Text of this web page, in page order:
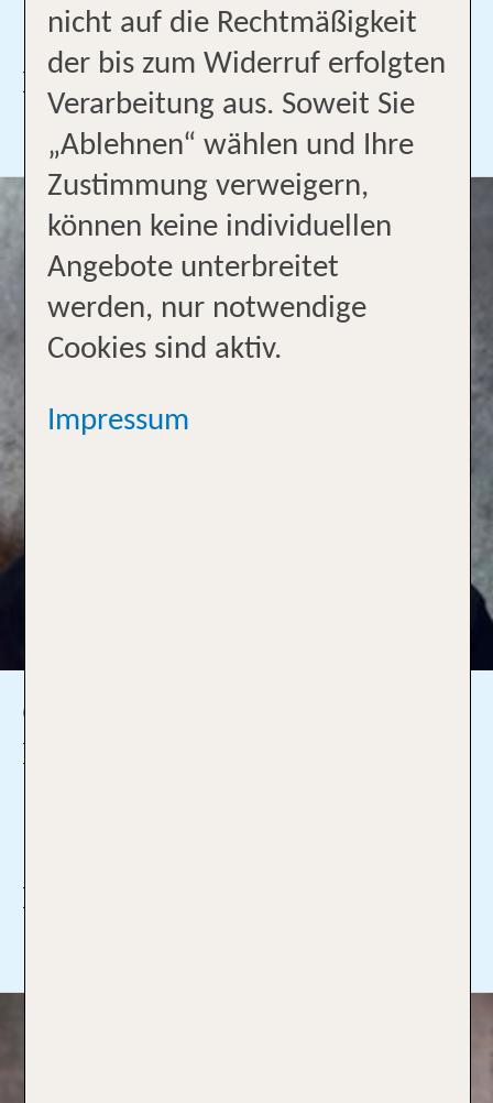
goslar1@tui-reisecenter.de
Ich bin Profi für:
Mehr lesen
Corinna Blumenthal
Reiseverkehrskauffrau
Ich bin Profi für:
nicht auf die Rechtmäßigkeit
der bis zum Widerruf erfolgten
Verarbeitung aus. Soweit Sie
„Ablehnen“ wählen und Ihre
Zustimmung verweigern,
können keine individuellen
Angebote unterbreitet
werden, nur notwendige
Cookies sind aktiv.
Impressum